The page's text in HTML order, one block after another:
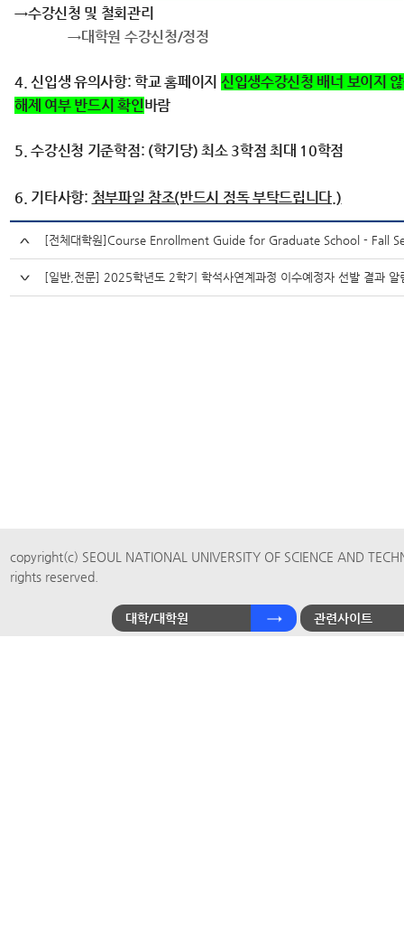
→수강신청 및 철회관리
→대학원 수강신청/정정
4. 신입생 유의사항: 학교 홈페이지 신입생수강신청 배너 보이지
해제 여부 반드시 확인바람
5. 수강신청 기준학점: (학기당) 최소 3학점 최대 10학점
6. 기타사항: 첨부파일 참조(반드시 정독 부탁드립니다.)
[전체대학원]Course Enrollment Guide for Graduate School - Fall
[일반,전문] 2025학년도 2학기 학석사연계과정 이수예정자 선발 결과 알
copyright(c) SEOUL NATIONAL UNIVERSITY OF SCIENCE AND
rights reserved.
대학/대학원 관련사이트